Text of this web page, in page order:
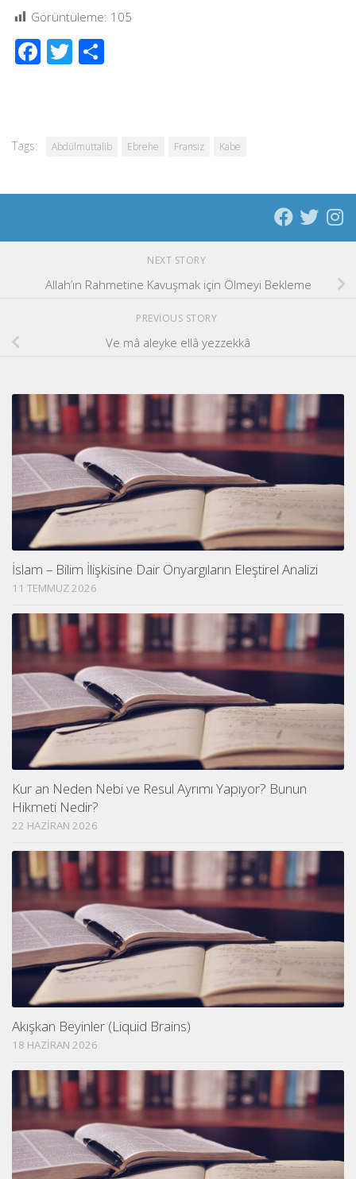
Görüntüleme: 105
Facebook
Twitter
Tags: Abdülmuttalib Ebrehe Fransız Kabe
NEXT STORY
Allah’ın Rahmetine Kavuşmak için Ölmeyi Bekleme
PREVIOUS STORY
Ve mâ aleyke ellâ yezzekkâ
İslam – Bilim İlişkisine Dair Önyargıların Eleştirel Analizi
11 TEMMUZ 2026
Kur an Neden Nebi ve Resul Ayrımı Yapıyor? Bunun
Hikmeti Nedir?
22 HAZIRAN 2026
Akışkan Beyinler (Liquid Brains)
18 HAZIRAN 2026